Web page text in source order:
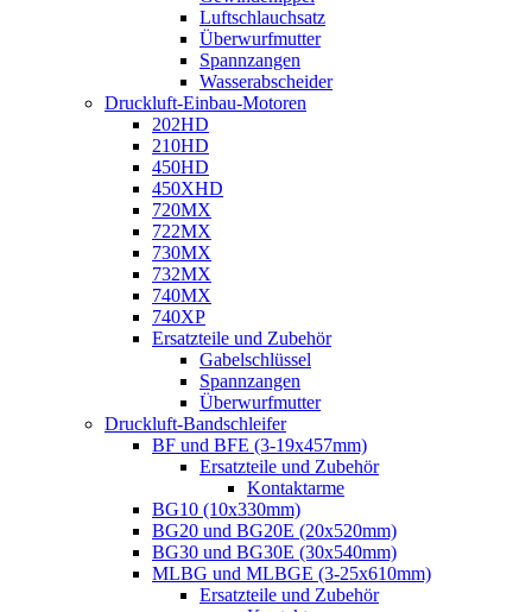
Luftschlauchsatz
Überwurfmutter
Spannzangen
Wasserabscheider
Druckluft-Einbau-Motoren
202HD
210HD
450HD
450XHD
720MX
722MX
730MX
732MX
740MX
740XP
Ersatzteile und Zubehör
Gabelschlüssel
Spannzangen
Überwurfmutter
Druckluft-Bandschleifer
BF und BFE (3-19x457mm)
Ersatzteile und Zubehör
Kontaktarme
BG10 (10x330mm)
BG20 und BG20E (20x520mm)
BG30 und BG30E (30x540mm)
MLBG und MLBGE (3-25x610mm)
Ersatzteile und Zubehör